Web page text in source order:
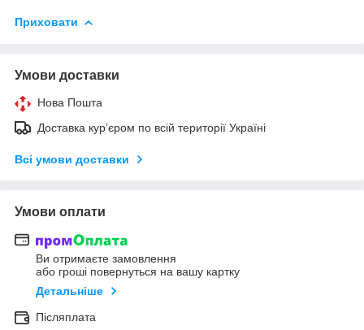
Приховати
Умови доставки
Нова Пошта
Доставка кур’єром по всій території Україні
Всі умови доставки
Умови оплати
Ви отримаєте замовлення
або гроші повернуться на вашу картку
Детальніше
Післяплата